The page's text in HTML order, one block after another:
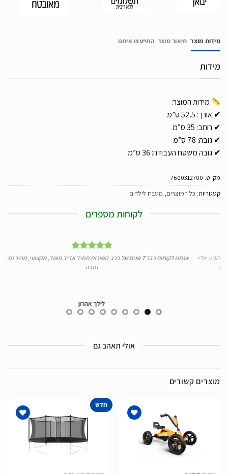
מידות מוצר תיאור מוצר התייעצו איתנו
מידות
מידות המוצר:
✔ אורך: 52.5 ס”מ
✔ רוחב: 35 ס”מ
✔ גובה: 78 ס”מ
✔ גובה משטח העבודה: 36 ס”מ
מק"ט: 7600312700
קטגוריות: כל המוצרים, מטבח לילדים
לקוחות מספרים
אליי
אנחנו לקוחות כבר 7 שנים של ברג. השירות תמיד אדיב מאוד, מקצועי, מהיר ומעולה.
תודה
לילך אהרון
אולי תאהב גם
מוצרים קשורים
חדש